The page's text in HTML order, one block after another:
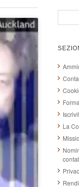
La